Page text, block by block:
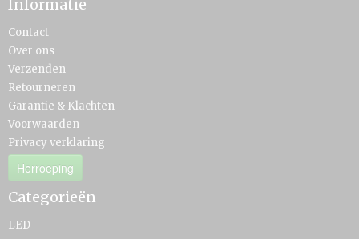
Informatie
Contact
Over ons
Verzenden
Retourneren
Garantie & Klachten
Voorwaarden
Privacy verklaring
Herroeping
Categorieën
LED